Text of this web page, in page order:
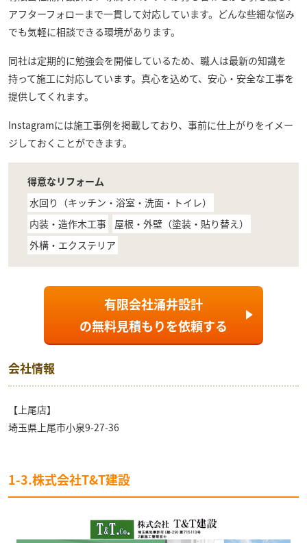
アフターフォローまで一貫して対応しています。どんな些細な悩み
でも気軽に相談できる環境があります。
同社は定期的に勉強会を開催しているため、職人は最新の知識を
持って施工に対応しています。真心を込めて、安心・安全な工事を
提供してくれます。
Instagramには施工事例を掲載しており、事前に仕上がりをイメー
ジしておくことができます。
得意なリフォーム
水回り（キッチン・浴室・洗面・トイレ）
内装・造作木工事
屋根・外壁（塗装・貼り替え）
外構・エクステリア
有限会社涌井設計
の無料見積もりを依頼する
会社情報
【上尾店】
埼玉県上尾市小泉9-27-36
1-3.株式会社T&T建設